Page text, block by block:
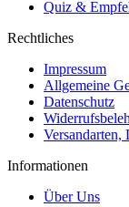
Quiz &
Rechtliches
Impressum
Allgemeine
Datenschutz
Informationen
Über Uns